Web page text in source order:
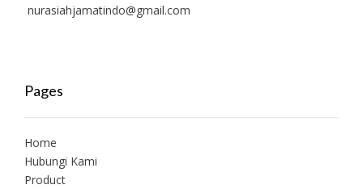
nurasiahjamatindo@gmail.com
Pages
Home
Hubungi Kami
Product